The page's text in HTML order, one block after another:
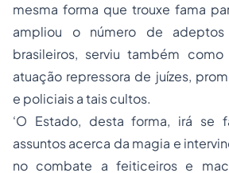
mesma forma que trouxe fama
ampliou o número de
brasileiros, serviu também
atuação repressora de juízes,
e policiais a tais cultos.
‘O Estado, desta forma, irá se
assuntos acerca da magia e
no combate a feiticeiros e